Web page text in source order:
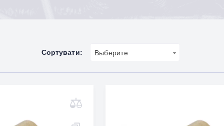
Сортувати: Выберите